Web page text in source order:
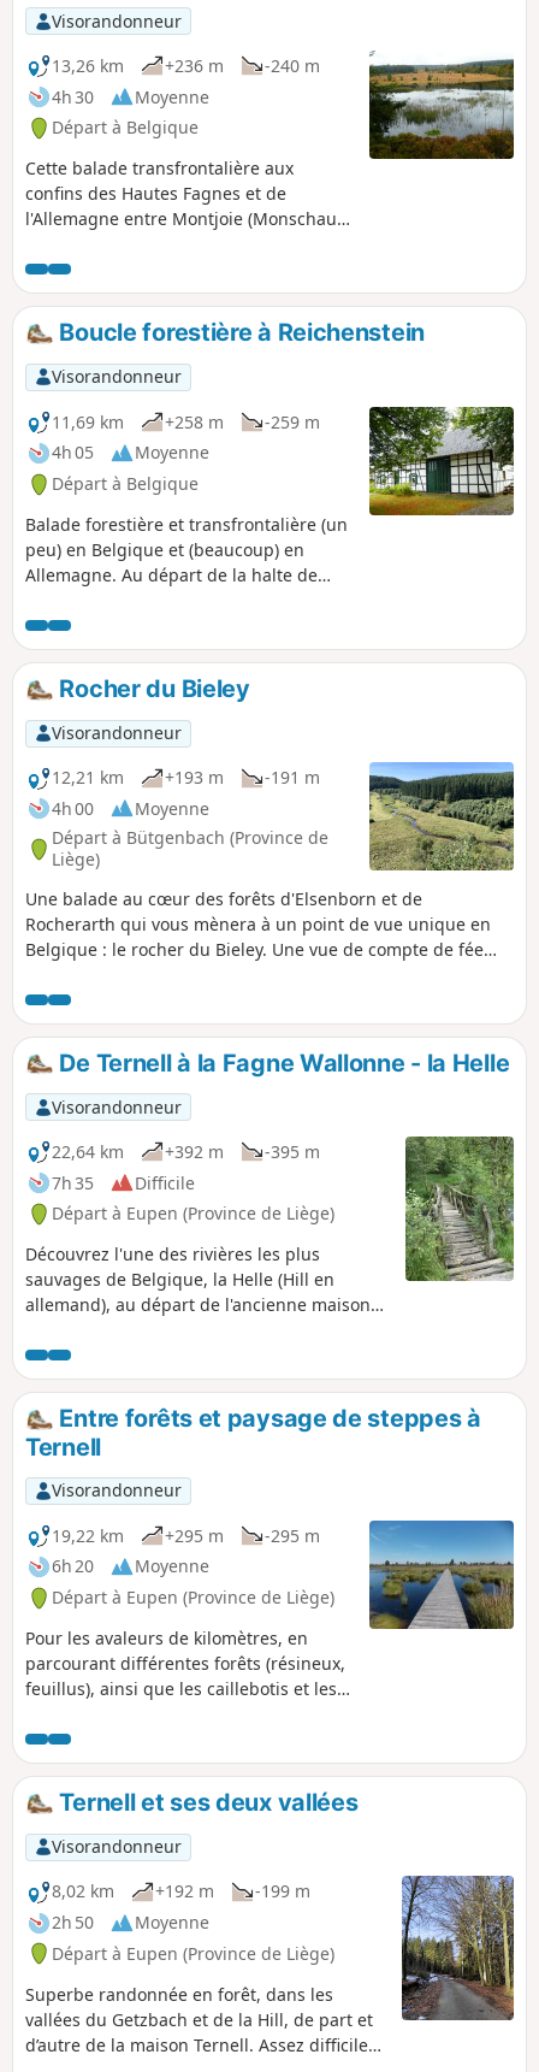
Visorandonneur
13,26 km
+236 m
-240 m
4h 30
Moyenne
Départ à Belgique
Cette balade transfrontalière aux
confins des Hautes Fagnes et de
l'Allemagne entre Montjoie (Monschau)
RAVeL (enclave belge de la Vennbahn) à
l'ancienne halte de Reichenstein à
hauteur du Couvent (Kloster) de
Reichenstein sur la route reliant
Mützenich à Kalterherberg.Découvrez
ce pur bonheur à l'écart de la foule
touristique dans les Hautes Fagnes.
Boucle forestière à Reichenstein
Visorandonneur
11,69 km
+258 m
-259 m
4h 05
Moyenne
Départ à Belgique
Balade forestière et transfrontalière (un
peu) en Belgique et (beaucoup) en
Allemagne. Au départ de la halte de
randonnée démarre en direction de
Kreuz im Venn et de sa grotte avant de
traverser Ruitzhof, hameau allemand
enclavé en Belgique, puis de rejoindre
la jolie vallée de la Rur.Atmosphères
différentes assurées en fonction de la
saison.
Rocher du Bieley
Visorandonneur
12,21 km
+193 m
-191 m
4h 00
Moyenne
Départ à Bütgenbach (Province de
Liège)
Une balade au cœur des forêts d'Elsenborn et de
Rocherarth qui vous mènera à un point de vue unique en
Belgique : le rocher du Bieley. Une vue de compte de fée
ruisseau aux milles reflets. Quelle que soit la période ou le
temps, la vue incroyable à ce niveau vaut assurément le
détour. Ajout modérateur : bien lire les avis : certaines
périodes dangereuses à cause des tirs à munitions réelles
sur le camp d'Elsenborn
De Ternell à la Fagne Wallonne - la Helle
Visorandonneur
22,64 km
+392 m
-395 m
7h 35
Difficile
Départ à Eupen (Province de Liège)
Découvrez l'une des rivières les plus
sauvages de Belgique, la Helle (Hill en
allemand), au départ de l'ancienne maison
où elle prend sa source. Une longue balade
nature au parcours sur terrain varié :
sentiers en forêt (feuillus et épicéas),
sentiers et chemins herbeux secs et
mouillés, caillebotis (sur terrains très
marécageux), chemins empierrés, chemins
asphaltés.
Entre forêts et paysage de steppes à
Ternell
Visorandonneur
19,22 km
+295 m
-295 m
6h 20
Moyenne
Départ à Eupen (Province de Liège)
Pour les avaleurs de kilomètres, en
parcourant différentes forêts (résineux,
feuillus), ainsi que les caillebotis et les
Ternell et ses deux vallées
Visorandonneur
8,02 km
+192 m
-199 m
2h 50
Moyenne
Départ à Eupen (Province de Liège)
Superbe randonnée en forêt, dans les
vallées du Getzbach et de la Hill, de part et
d’autre de la maison Ternell. Assez difficile